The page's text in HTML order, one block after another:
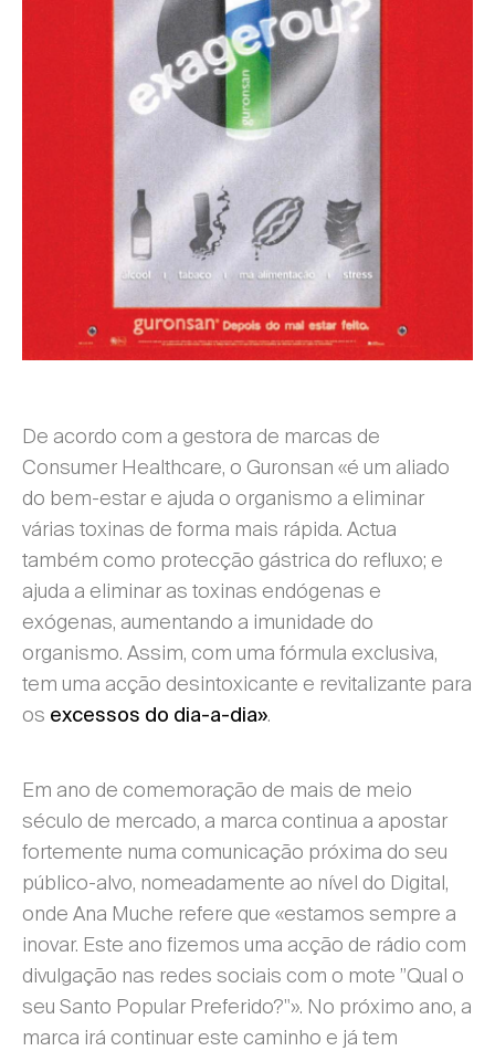
De acordo com a gestora de marcas de
Consumer Healthcare, o Guronsan «é um aliado
do bem-estar e ajuda o organismo a eliminar
várias toxinas de forma mais rápida. Actua
também como protecção gástrica do refluxo; e
ajuda a eliminar as toxinas endógenas e
exógenas, aumentando a imunidade do
organismo. Assim, com uma fórmula exclusiva,
tem uma acção desintoxicante e revitalizante para
os excessos do dia-a-dia».
Em ano de comemoração de mais de meio
século de mercado, a marca continua a apostar
fortemente numa comunicação próxima do seu
público-alvo, nomeadamente ao nível do Digital,
onde Ana Muche refere que «estamos sempre a
inovar. Este ano fizemos uma acção de rádio com
divulgação nas redes sociais com o mote ”Qual o
seu Santo Popular Preferido?"». No próximo ano, a
marca irá continuar este caminho e já tem